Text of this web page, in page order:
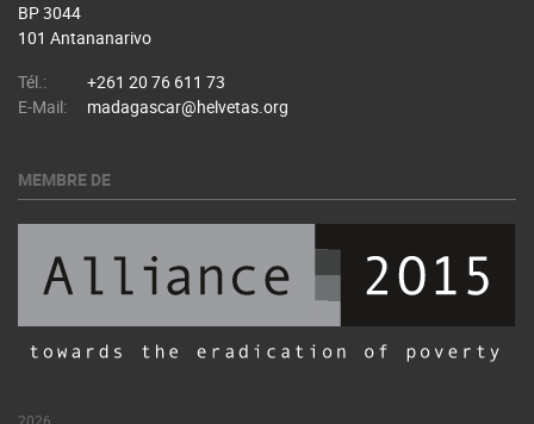
BP 3044
101 Antananarivo
Tél.:
+261 20 76 611 73
E-Mail:
madagascar@helvetas.org
MEMBRE DE